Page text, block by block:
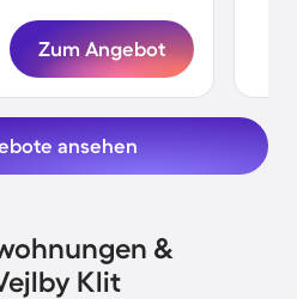
Zum Angebot
ansehen
&
Klit